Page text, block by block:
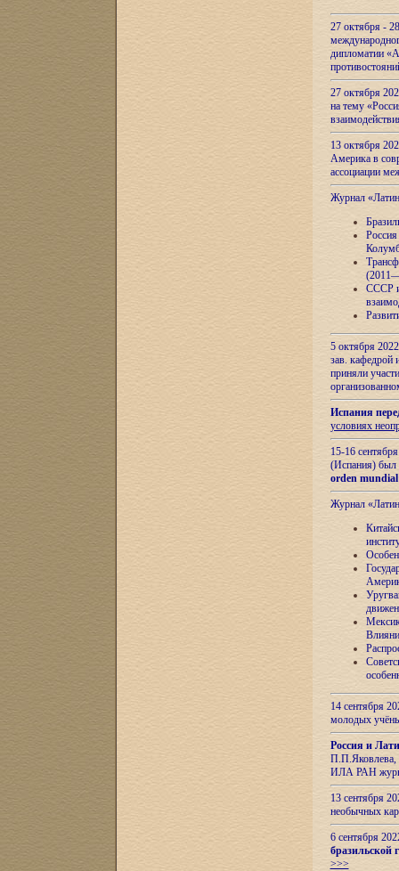
27 октября -
дипломатии
27 октября
на тему
13 октября
Америка в
ассоциации
Журнал
СССР и
5 октября
зав.
приняли
Испания
условиях
15-16
(Испания) был
orden
Журнал
14 сентября
молодых
Россия и
П.П.Яковлева,
ИЛА РАН
13 сентября
необычных
6 сентября
бразильской
>>>